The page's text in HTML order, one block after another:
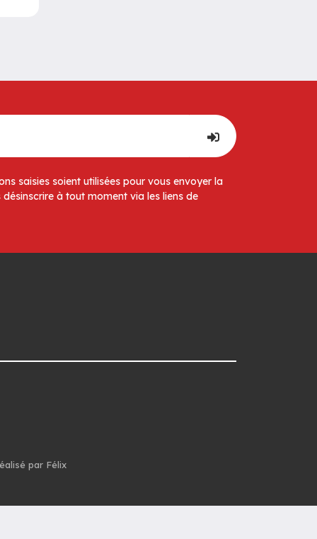
saisies soient utilisées pour vous envoyer la
à tout moment via les liens de
par Félix